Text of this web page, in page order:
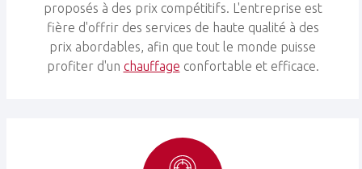
proposés à des prix compétitifs. L'entreprise est
fière d'offrir des services de haute qualité à des
prix abordables, afin que tout le monde puisse
profiter d'un chauffage confortable et efficace.